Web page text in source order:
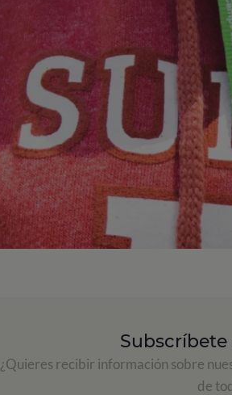
¿Quieres recibir información sobre
de